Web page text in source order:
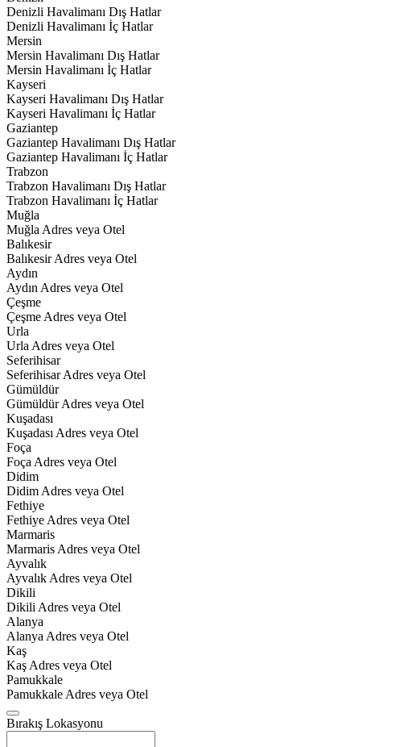
Denizli Havalimanı Dış Hatlar
Denizli Havalimanı İç Hatlar
Mersin
Mersin Havalimanı Dış Hatlar
Mersin Havalimanı İç Hatlar
Kayseri
Kayseri Havalimanı Dış Hatlar
Kayseri Havalimanı İç Hatlar
Gaziantep
Gaziantep Havalimanı Dış Hatlar
Gaziantep Havalimanı İç Hatlar
Trabzon
Trabzon Havalimanı Dış Hatlar
Trabzon Havalimanı İç Hatlar
Muğla
Muğla Adres veya Otel
Balıkesir
Balıkesir Adres veya Otel
Aydın
Aydın Adres veya Otel
Çeşme
Çeşme Adres veya Otel
Urla
Urla Adres veya Otel
Seferihisar
Seferihisar Adres veya Otel
Gümüldür
Gümüldür Adres veya Otel
Kuşadası
Kuşadası Adres veya Otel
Foça
Foça Adres veya Otel
Didim
Didim Adres veya Otel
Fethiye
Fethiye Adres veya Otel
Marmaris
Marmaris Adres veya Otel
Ayvalık
Ayvalık Adres veya Otel
Dikili
Dikili Adres veya Otel
Alanya
Alanya Adres veya Otel
Kaş
Kaş Adres veya Otel
Pamukkale
Pamukkale Adres veya Otel
Bırakış Lokasyonu